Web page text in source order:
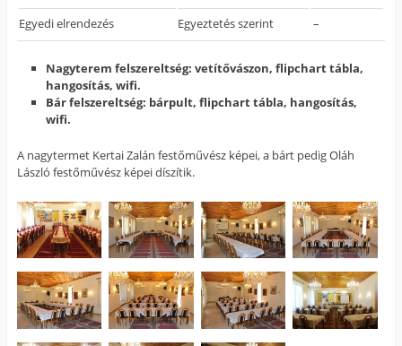
Egyedi elrendezés
Egyeztetés szerint –
Nagyterem felszereltség: vetítővászon, flipchart tábla,
hangosítás, wifi.
Bár felszereltség: bárpult, flipchart tábla, hangosítás,
wifi.
A nagytermet Kertai Zalán festőművész képei, a bárt pedig Oláh
László festőművész képei díszítik.